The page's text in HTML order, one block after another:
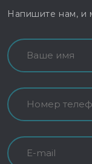
Напишите нам, и